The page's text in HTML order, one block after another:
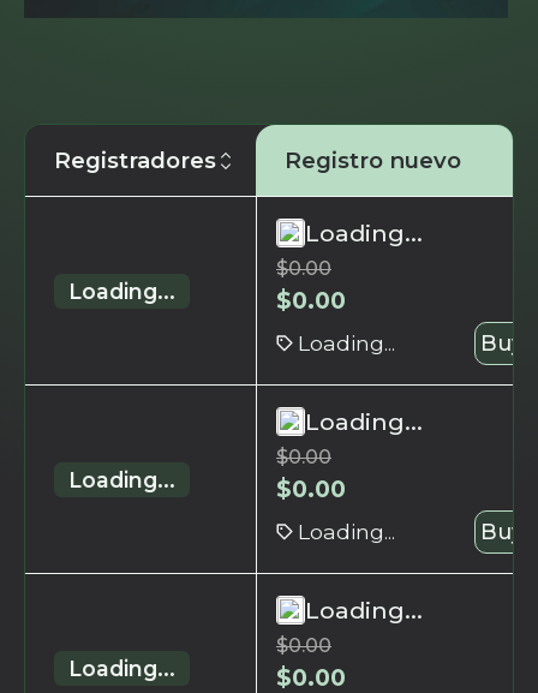
Registradores Registro nuevo
Loading...
Loading...
$0.00
$0.00
Loading... Buy
Loading...
Loading...
$0.00
$0.00
Loading... Buy
Loading...
Loading...
$0.00
$0.00